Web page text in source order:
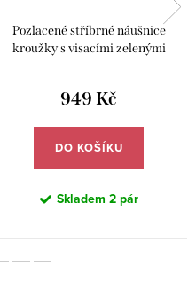
Pozlacené stříbrné náušnice
kroužky s visacími zelenými
949 Kč
DO KOŠÍKU
Skladem 2 pár